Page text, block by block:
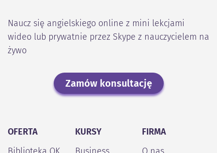
Naucz się angielskiego online z mini lekcjami
wideo lub prywatnie przez Skype z nauczycielem na
żywo
Zamów konsultację
OFERTA
Biblioteka OK
KURSY
Business
FIRMA
O nas